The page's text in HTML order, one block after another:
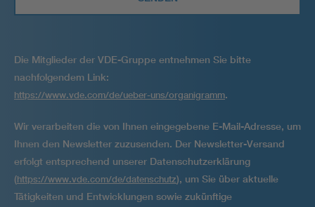
Die Mitglieder der VDE-Gruppe entnehmen Sie bitte
nachfolgendem Link:
https://www.vde.com/de/ueber-uns/organigramm.
Wir verarbeiten die von Ihnen eingegebene E-Mail-Adresse, um
Ihnen den Newsletter zuzusenden. Der Newsletter-Versand
erfolgt entsprechend unserer Datenschutzerklärung
(https://www.vde.com/de/datenschutz), um Sie über aktuelle
Tätigkeiten und Entwicklungen sowie zukünftige